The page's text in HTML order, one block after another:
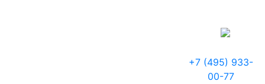
+7 (495) 933-
00-77